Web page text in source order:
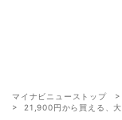
マイナビニューストップ
21,900円から買える、